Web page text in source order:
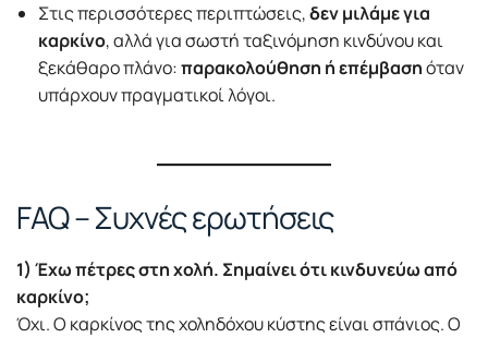
Στις περισσότερες περιπτώσεις,δεν μιλάμε για
καρκίνο, αλλά για σωστή ταξινόμηση κινδύνου και
ξεκάθαρο πλάνο:παρακολούθηση ή επέμβασηόταν
υπάρχουν πραγματικοί λόγοι.
FAQ – Συχνές ερωτήσεις
1) Έχω πέτρες στη χολή. Σημαίνει ότι κινδυνεύω από
καρκίνο;
Όχι. Ο καρκίνος της χοληδόχου κύστης είναι σπάνιος. Ο